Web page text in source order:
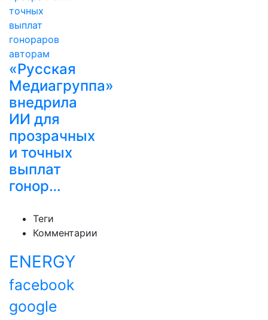
«Русская
Медиагруппа»
внедрила
ИИ для
прозрачных
и точных
выплат
гонор…
Теги
Комментарии
ENERGY
facebook
google